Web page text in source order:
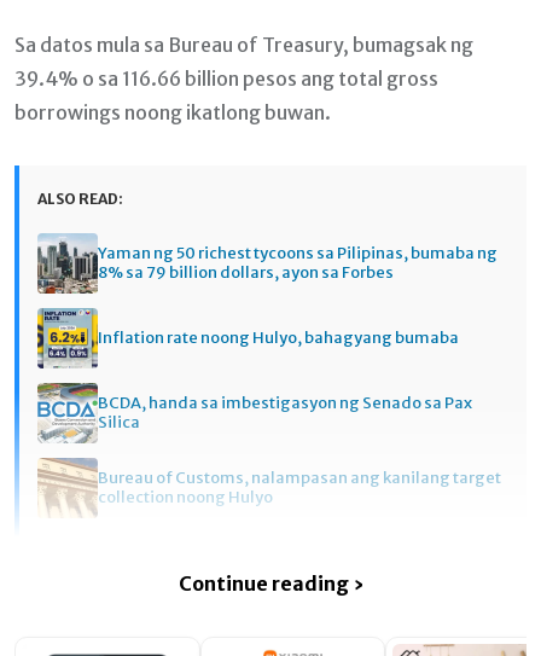
Sa datos mula sa Bureau of Treasury, bumagsak ng
39.4% o sa 116.66 billion pesos ang total gross
borrowings noong ikatlong buwan.
ALSO READ:
Yaman ng 50 richest tycoons sa Pilipinas, bumaba ng
8% sa 79 billion dollars, ayon sa Forbes
Inflation rate noong Hulyo, bahagyang bumaba
BCDA, handa sa imbestigasyon ng Senado sa Pax
Silica
Bureau of Customs, nalampasan ang kanilang target
collection noong Hulyo
Continue reading ›